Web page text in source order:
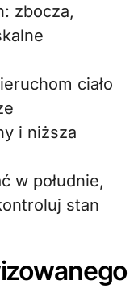
zbocza,
ciało
i niższa
w południe,
stan